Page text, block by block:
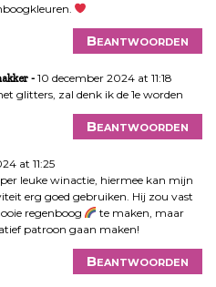
Beantwoorden
10 december 2024 at 11:18
glitters, zal denk ik de 1e worden
Beantwoorden
at 11:25
leuke winactie, hiermee kan mijn
erg goed gebruiken. Hij zou vast
regenboog
te maken, maar
patroon gaan maken!
Beantwoorden